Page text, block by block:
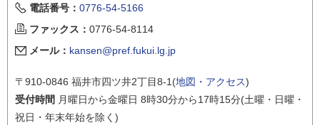
電話番号： 0776-54-5166
ファックス： 0776-54-8114
メール： kansen@pref.fukui.lg.jp
〒910-0846 福井市四ツ井2丁目8-1(地図・アクセス)
受付時間 月曜日から金曜日 8時30分から17時15分(土曜・日曜・
祝日・年末年始を除く)